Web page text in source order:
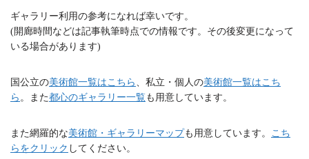
ギャラリー利用の参考になれば幸いです。
(開廊時間などは記事執筆時点での情報です。その後変更になって
いる場合があります)
国公立の美術館一覧はこちら 、私立・個人の美術館一覧はこち
ら 。また都心のギャラリー一覧も用意しています。
また網羅的な美術館・ギャラリーマップも用意しています。 こち
らをクリック してください。